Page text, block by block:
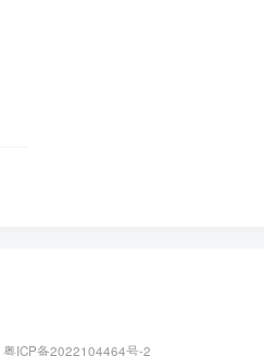
粤ICP备2022104464号-2